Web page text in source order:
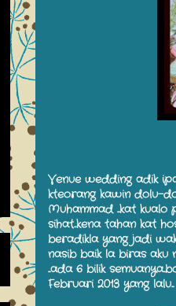
Venue wedding adik
kteorang kawin dolu-
Muhammad ...kat
sihat...kena tahan kat
beradikla yang jadi
nasib baik la biras aku
...ada 6 bilik
Februari 2013 yang lalu...